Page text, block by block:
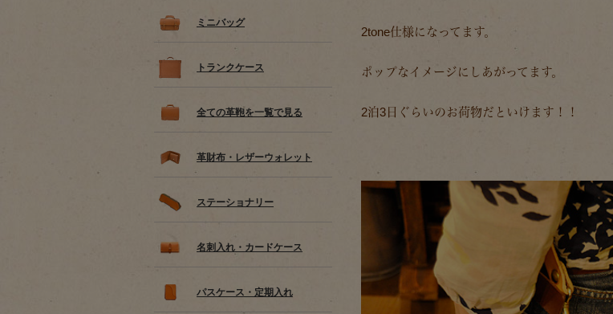
ミニバッグ
トランクケース
全ての革鞄を一覧で見る
革財布・レザーウォレット
ステーショナリー
名刺入れ・カードケース
パスケース・定期入れ
2tone仕様になってます。
ポップなイメージにしあがってます。
2泊3日ぐらいのお荷物だといけます！！